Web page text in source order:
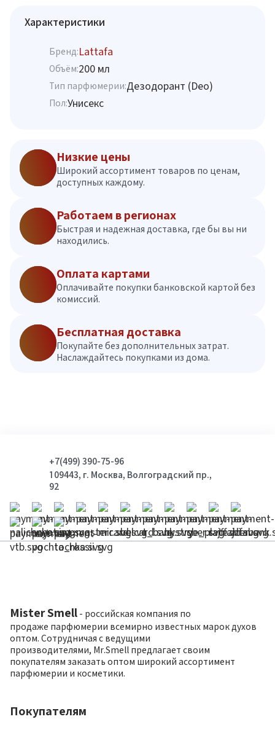
Характеристики
Бренд:Lattafa
Объём:200 мл
Тип парфюмерии:Дезодорант (Deo)
Пол:Унисекс
Низкие цены
Широкий ассортимент товаров по ценам,
доступных каждому.
Работаем в регионах
Быстрая и надежная доставка, где бы вы ни
находились.
Оплата картами
Оплачивайте покупки банковской картой без
комиссий.
Бесплатная доставка
Покупайте без дополнительных затрат.
Наслаждайтесь покупками из дома.
+7(499) 390-75-96
109443, г. Москва, Волгоградский пр.,
92
Mister Smell - российская компания по
продаже парфюмерии всемирно известных марок духов
оптом. Сотрудничая с ведущими
производителями, Mr.Smell предлагает своим
покупателям заказать оптом широкий ассортимент
парфюмерии и косметики.
Покупателям